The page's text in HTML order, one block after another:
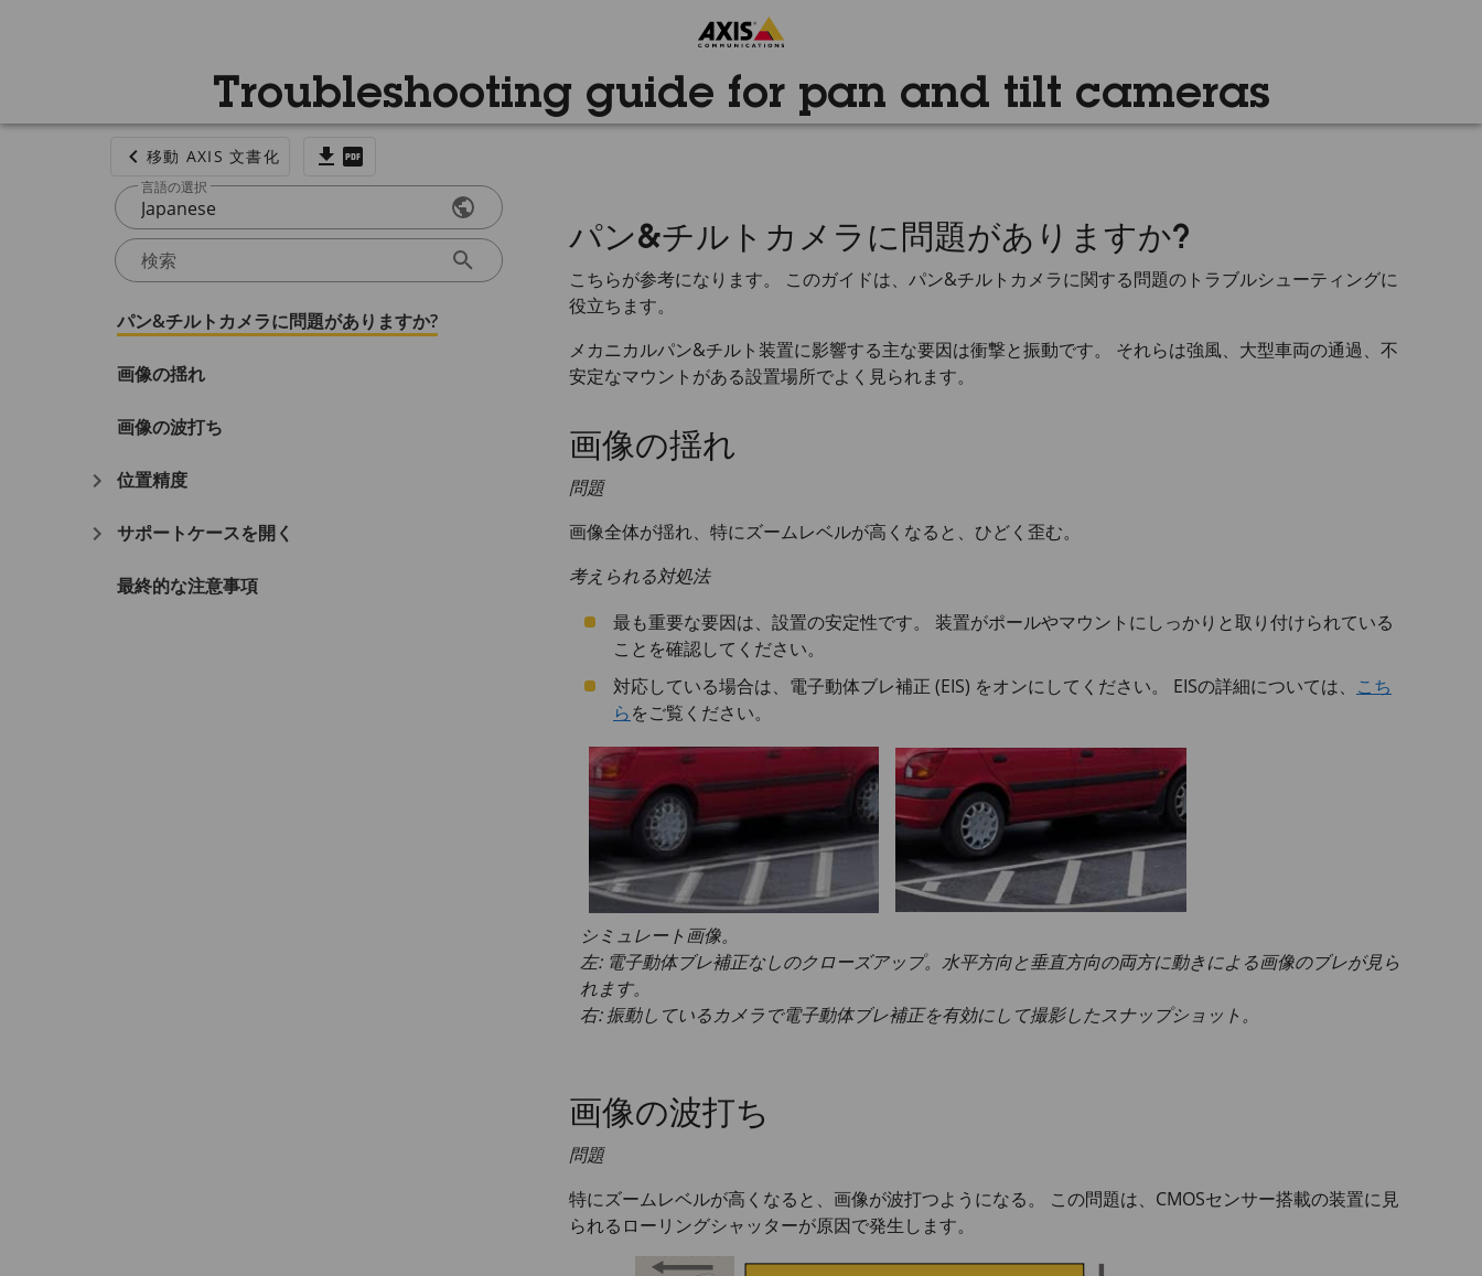
Troubleshooting guide for pan and tilt cameras
移動 AXIS 文書化
言語の選択
Japanese
検索
パン&チルトカメラに問題がありますか?
画像の揺れ
画像の波打ち
位置精度
サポートケースを開く
最終的な注意事項
パン&チルトカメラに問題がありますか?
こちらが参考になります。 このガイドは、パン&チルトカメラに関する問題のトラブルシューティングに
役立ちます。
メカニカルパン&チルト装置に影響する主な要因は衝撃と振動です。 それらは強風、大型車両の通過、不
安定なマウントがある設置場所でよく見られます。
画像の揺れ
問題
画像全体が揺れ、特にズームレベルが高くなると、ひどく歪む。
考えられる対処法
最も重要な要因は、設置の安定性です。 装置がポールやマウントにしっかりと取り付けられている
ことを確認してください。
対応している場合は、電子動体ブレ補正 (EIS) をオンにしてください。 EISの詳細については、 こち
らをご覧ください。
シミュレート画像。
左: 電子動体ブレ補正なしのクローズアップ。水平方向と垂直方向の両方に動きによる画像のブレが見ら
れます。
右: 振動しているカメラで電子動体ブレ補正を有効にして撮影したスナップショット。
画像の波打ち
問題
特にズームレベルが高くなると、画像が波打つようになる。 この問題は、CMOSセンサー搭載の装置に見
られるローリングシャッターが原因で発生します。